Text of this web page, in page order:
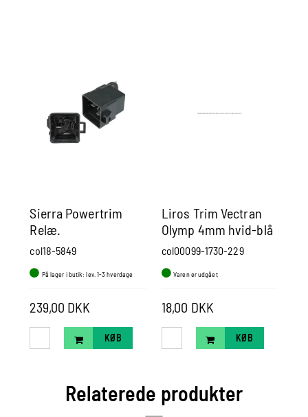
Sierra Powertrim
Relæ.
Mercruiser/Mercury
col18-5849
På lager i butik: lev. 1-3 hverdage
239,00 DKK
KØB
Liros Trim Vectran
Olymp 4mm hvid-blå
col00099-1730-229
Varen er udgået
18,00 DKK
KØB
Relaterede produkter